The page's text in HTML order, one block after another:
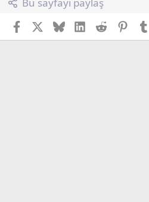
FacebookX (Twitter)
BlueskyLinkedInReddit